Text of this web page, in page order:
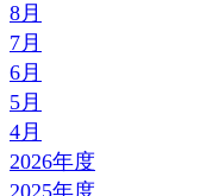
8月
7月
6月
5月
4月
2026年度
2025年度